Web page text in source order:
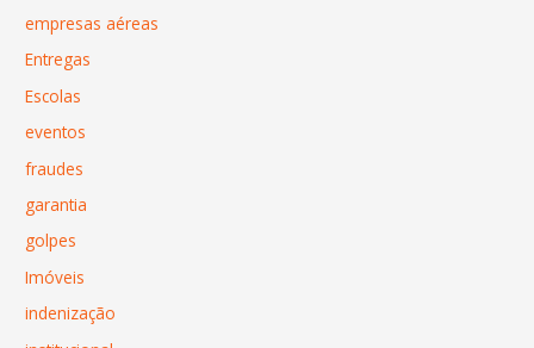
empresas aéreas
Entregas
Escolas
eventos
fraudes
garantia
golpes
Imóveis
indenização